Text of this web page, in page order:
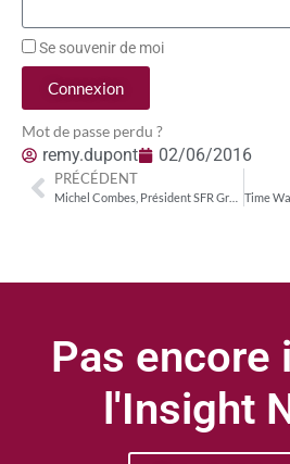
Se souvenir de moi
Connexion
Mot de passe perdu ?
remy.dupont 02/06/2016
PRÉCÉDENT
Pas encore
l'Insight